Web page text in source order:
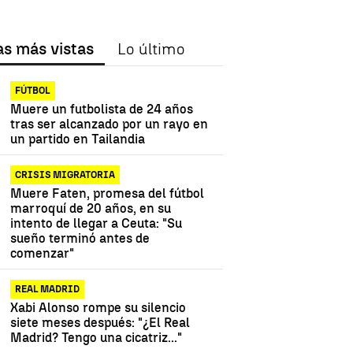
más vistas Lo último
FÚTBOL
Muere un futbolista de 24 años
tras ser alcanzado por un rayo en
un partido en Tailandia
CRISIS MIGRATORIA
Muere Faten, promesa del fútbol
marroquí de 20 años, en su
intento de llegar a Ceuta: "Su
sueño terminó antes de
comenzar"
REAL MADRID
Xabi Alonso rompe su silencio
siete meses después: "¿El Real
Madrid? Tengo una cicatriz..."